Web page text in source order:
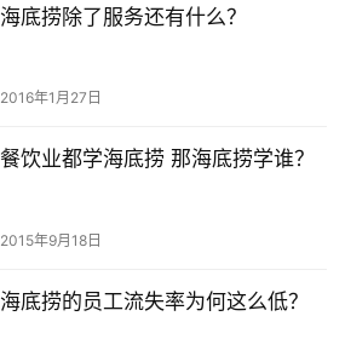
海底捞除了服务还有什么？
2016年1月27日
餐饮业都学海底捞 那海底捞学谁？
2015年9月18日
海底捞的员工流失率为何这么低？